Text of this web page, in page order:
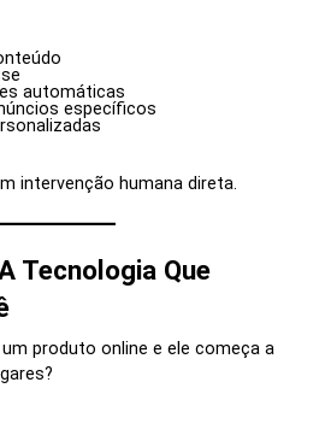
automáticas
específicos
intervenção humana direta.
Tecnologia Que
produto online e ele começa a